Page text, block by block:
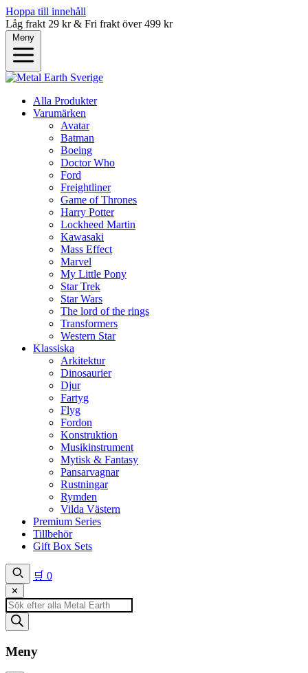
Hoppa till innehåll
Låg frakt 29 kr & Fri frakt över 499 kr
Meny
Alla Produkter
Varumärken
Avatar
Batman
Boeing
Doctor Who
Ford
Freightliner
Game of Thrones
Harry Potter
Lockheed Martin
Kawasaki
Mass Effect
Marvel
My Little Pony
Star Trek
Star Wars
The lord of the rings
Transformers
Western Star
Klassiska
Arkitektur
Dinosaurier
Djur
Fartyg
Flyg
Fordon
Konstruktion
Musikinstrument
Mytisk & Fantasy
Pansarvagnar
Rustningar
Rymden
Vilda Västern
Premium Series
Tillbehör
Gift Box Sets
🛒 0
✕
Produktsökning
Meny